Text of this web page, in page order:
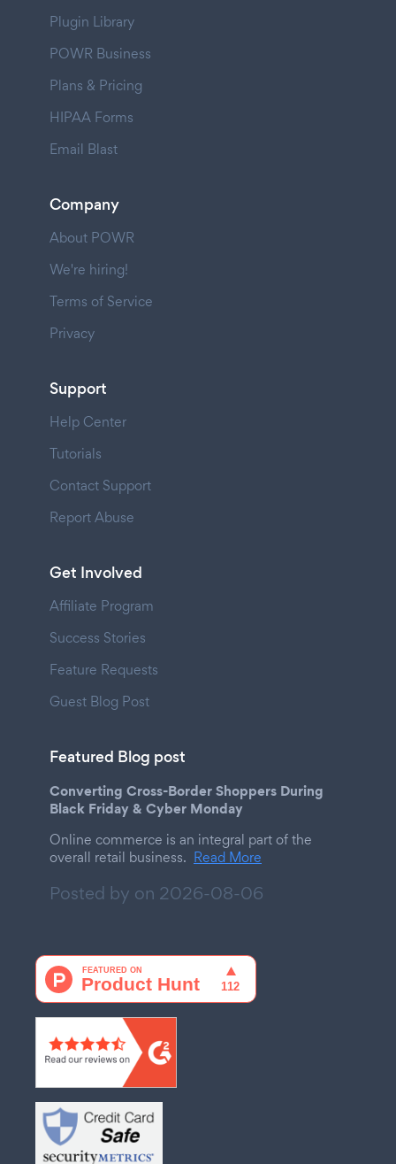
Plugin Library
POWR Business
Plans & Pricing
HIPAA Forms
Email Blast
Company
About POWR
We're hiring!
Terms of Service
Privacy
Support
Help Center
Tutorials
Contact Support
Report Abuse
Get Involved
Affiliate Program
Success Stories
Feature Requests
Guest Blog Post
Featured Blog post
Converting Cross-Border Shoppers During
Black Friday & Cyber Monday
Online commerce is an integral part of the
overall retail business. Read More
Posted by on 2026-08-06